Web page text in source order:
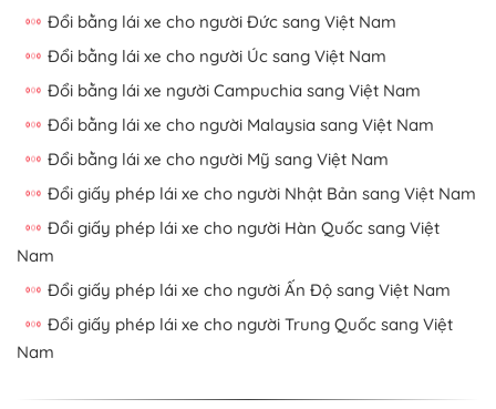
Đổi bằng lái xe cho người Đức sang Việt Nam
Đổi bằng lái xe cho người Úc sang Việt Nam
Đổi bằng lái xe người Campuchia sang Việt Nam
Đổi bằng lái xe cho người Malaysia sang Việt Nam
Đổi bằng lái xe cho người Mỹ sang Việt Nam
Đổi giấy phép lái xe cho người Nhật Bản sang Việt Nam
Đổi giấy phép lái xe cho người Hàn Quốc sang Việt
Nam
Đổi giấy phép lái xe cho người Ấn Độ sang Việt Nam
Đổi giấy phép lái xe cho người Trung Quốc sang Việt
Nam